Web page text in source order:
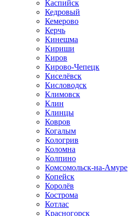
Каспийск
Кедровый
Кемерово
Керчь
Кинешма
Кириши
Киров
Кирово-Чепецк
Киселёвск
Кисловодск
Климовск
Клин
Клинцы
Ковров
Когалым
Кологрив
Коломна
Колпино
Комсомольск-на-Амуре
Копейск
Королёв
Кострома
Котлас
Красногорск